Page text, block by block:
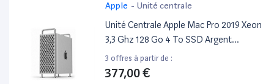
Apple - Unité centrale
Unité Centrale Apple Mac Pro 2019 Xeon
3,3 Ghz 128 Go 4 To SSD Argent
Reconditionné
3 offres à partir de :
377,00 €